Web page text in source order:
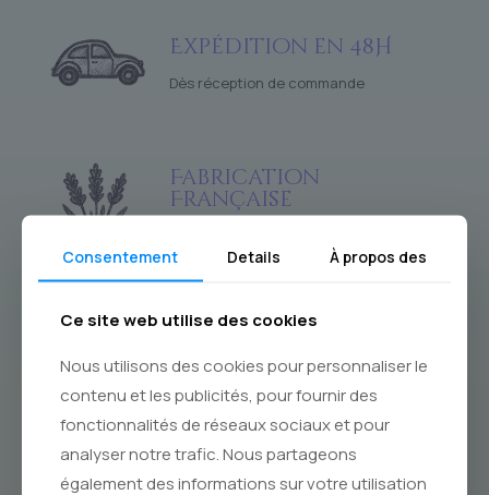
Expédition en 48H
Dès réception de commande
Fabrication
Française
Paiements Sécurisés
Par Payplug
Consentement Details À propos des
Ce site web utilise des cookies
Nous utilisons des cookies pour personnaliser le
contenu et les publicités, pour fournir des
fonctionnalités de réseaux sociaux et pour
analyser notre trafic. Nous partageons
également des informations sur votre utilisation